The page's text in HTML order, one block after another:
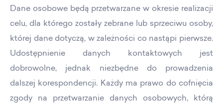
Dane osobowe będą przetwarzane w okresie realizacji
celu, dla którego zostały zebrane lub sprzeciwu osoby,
której dane dotyczą, w zależności co nastąpi pierwsze.
Udostępnienie danych kontaktowych jest
dobrowolne, jednak niezbędne do prowadzenia
dalszej korespondencji. Każdy ma prawo do cofnięcia
zgody na przetwarzanie danych osobowych, którą